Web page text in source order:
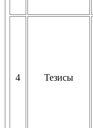
4 Тезисы